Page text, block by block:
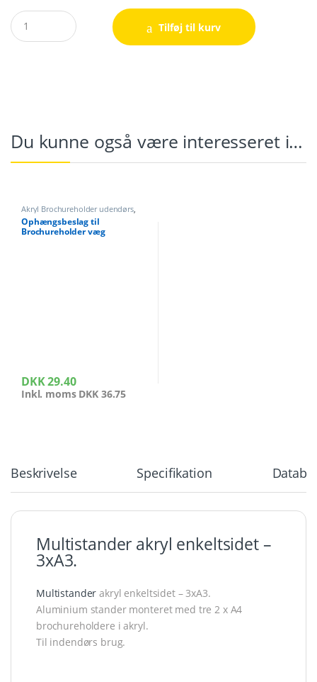
Quantity
Tilføj til kurv
Du kunne også være interesseret i…
Akryl Brochureholder udendørs,
Akryl Brochureholder væg Akryl
Brochureholder
Ophængsbeslag til
Brochureholder væg
DKK29.40
Inkl. moms DKK 36.75
Beskrivelse Specifikation
Multistander akryl enkeltsidet –
3xA3.
Multistander akryl enkeltsidet – 3xA3.
Aluminium stander monteret med tre 2 x A4
brochureholdere i akryl.
Til indendørs brug.